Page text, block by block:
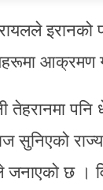
इरानको
आक्रमण
तेहरानमा पनि
सुनिएको
जनाएको छ ।